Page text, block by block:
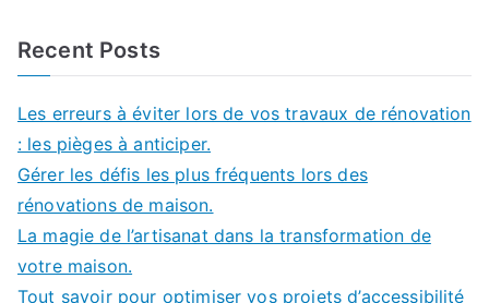
Recent Posts
Les erreurs à éviter lors de vos travaux de rénovation
: les pièges à anticiper.
Gérer les défis les plus fréquents lors des
rénovations de maison.
La magie de l’artisanat dans la transformation de
votre maison.
Tout savoir pour optimiser vos projets d’accessibilité